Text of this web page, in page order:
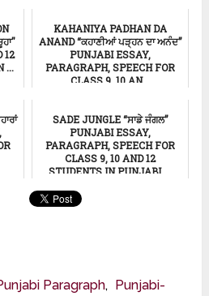
12
...
KAHANIYA PADHAN DA
ANAND “ਕਹਾਣੀਆਂ ਪੜ੍ਹਨ ਦਾ ਅਨੰਦ”
PUNJABI ESSAY,
PARAGRAPH, SPEECH FOR
CLASS 9, 10 AN...
SADE JUNGLE “ਸਾਡੇ ਜੰਗਲ”
PUNJABI ESSAY,
PARAGRAPH, SPEECH FOR
CLASS 9, 10 AND 12
STUDENTS IN PUNJABI ...
Paragraph,
Punjabi-